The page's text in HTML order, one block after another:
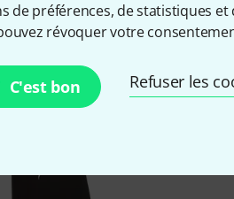
de préférences, de statistiques
révoquer votre
C'est bon Refuser les
Xam